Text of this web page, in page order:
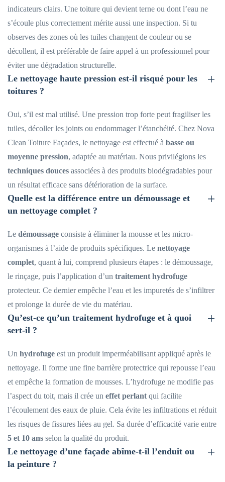
indicateurs clairs. Une toiture qui devient terne ou dont l’eau ne
s’écoule plus correctement mérite aussi une inspection. Si tu
observes des zones où les tuiles changent de couleur ou se
décollent, il est préférable de faire appel à un professionnel pour
éviter une dégradation structurelle.
Le nettoyage haute pression est-il risqué pour les
toitures ?
Oui, s’il est mal utilisé. Une pression trop forte peut fragiliser les
tuiles, décoller les joints ou endommager l’étanchéité. Chez Nova
Clean Toiture Façades, le nettoyage est effectué à basse ou
moyenne pression, adaptée au matériau. Nous privilégions les
techniques douces associées à des produits biodégradables pour
un résultat efficace sans détérioration de la surface.
Quelle est la différence entre un démoussage et
un nettoyage complet ?
Le démoussage consiste à éliminer la mousse et les micro-
organismes à l’aide de produits spécifiques. Le nettoyage
complet, quant à lui, comprend plusieurs étapes : le démoussage,
le rinçage, puis l’application d’un traitement hydrofuge
protecteur. Ce dernier empêche l’eau et les impuretés de s’infiltrer
et prolonge la durée de vie du matériau.
Qu’est-ce qu’un traitement hydrofuge et à quoi
sert-il ?
Un hydrofuge est un produit imperméabilisant appliqué après le
nettoyage. Il forme une fine barrière protectrice qui repousse l’eau
et empêche la formation de mousses. L’hydrofuge ne modifie pas
l’aspect du toit, mais il crée un effet perlant qui facilite
l’écoulement des eaux de pluie. Cela évite les infiltrations et réduit
les risques de fissures liées au gel. Sa durée d’efficacité varie entre
5 et 10 ans selon la qualité du produit.
Le nettoyage d’une façade abîme-t-il l’enduit ou
la peinture ?